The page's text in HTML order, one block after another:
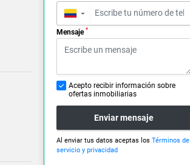
▼
Mensaje *
Acepto recibir información sobre
ofertas inmobiliarias
Enviar mensaje
Al enviar tus datos aceptas los Términos de
servicio y privacidad